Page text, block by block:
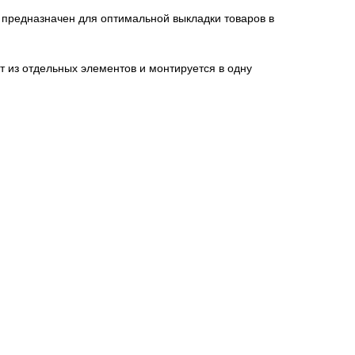
для оптимальной выкладки товаров в
из отдельных элементов и монтируется в одну